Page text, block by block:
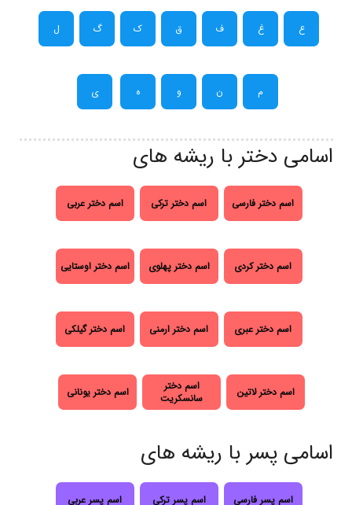
ع غ ف ق ک گ ل
م ن و ه ی
اسامی دختر با ریشه های
اسم دختر فارسی اسم دختر ترکی اسم دختر عربی
اسم دختر کردی اسم دختر پهلوی اسم دختر اوستایی
اسم دختر عبری اسم دختر ارمنی اسم دختر گیلکی
اسم دختر لاتین
اسم دختر
سانسکریت
اسم دختر یونانی
اسامی پسر با ریشه های
اسم پسر فارسی اسم پسر ترکی اسم پسر عربی